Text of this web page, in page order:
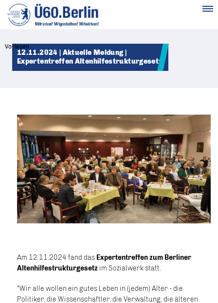
Vorlesen
12.11.2024 | Aktuelle Meldung |
Expertentreffen Altenhilfestrukturgesetz
Am 12.11.2024 fand das Expertentreffen zum Berliner
Altenhilfestrukturgesetz im Sozialwerk statt.
"Wir alle wollen ein gutes Leben in (jedem) Alter - die
Politiker, die Wissenschaftler, die Verwaltung, die älteren